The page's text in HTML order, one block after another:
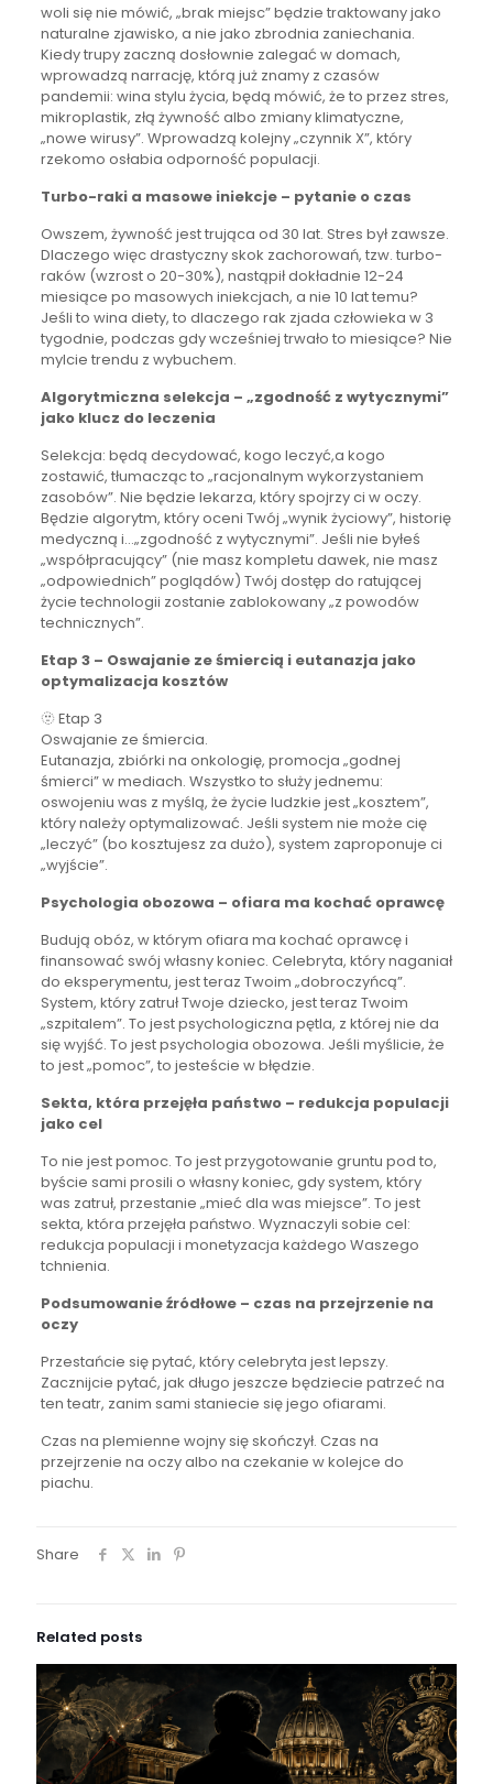
woli się nie mówić, „brak miejsc” będzie traktowany jako
naturalne zjawisko, a nie jako zbrodnia zaniechania.
Kiedy trupy zaczną dosłownie zalegać w domach,
wprowadzą narrację, którą już znamy z czasów
pandemii: wina stylu życia, będą mówić, że to przez stres,
mikroplastik, złą żywność albo zmiany klimatyczne,
„nowe wirusy”. Wprowadzą kolejny „czynnik X”, który
rzekomo osłabia odporność populacji.
Turbo-raki a masowe iniekcje – pytanie o czas
Owszem, żywność jest trująca od 30 lat. Stres był zawsze.
Dlaczego więc drastyczny skok zachorowań, tzw. turbo-
raków (wzrost o 20-30%), nastąpił dokładnie 12-24
miesiące po masowych iniekcjach, a nie 10 lat temu?
Jeśli to wina diety, to dlaczego rak zjada człowieka w 3
tygodnie, podczas gdy wcześniej trwało to miesiące? Nie
mylcie trendu z wybuchem.
Algorytmiczna selekcja – „zgodność z wytycznymi”
jako klucz do leczenia
Selekcja: będą decydować, kogo leczyć,a kogo
zostawić, tłumacząc to „racjonalnym wykorzystaniem
zasobów”. Nie będzie lekarza, który spojrzy ci w oczy.
Będzie algorytm, który oceni Twój „wynik życiowy”, historię
medyczną i…„zgodność z wytycznymi”. Jeśli nie byłeś
„współpracujący” (nie masz kompletu dawek, nie masz
„odpowiednich” poglądów) Twój dostęp do ratującej
życie technologii zostanie zablokowany „z powodów
technicznych”.
Etap 3 – Oswajanie ze śmiercią i eutanazja jako
optymalizacja kosztów
🫥 Etap 3
Oswajanie ze śmiercia.
Eutanazja, zbiórki na onkologię, promocja „godnej
śmierci” w mediach. Wszystko to służy jednemu:
oswojeniu was z myślą, że życie ludzkie jest „kosztem”,
który należy optymalizować. Jeśli system nie może cię
„leczyć” (bo kosztujesz za dużo), system zaproponuje ci
„wyjście”.
Psychologia obozowa – ofiara ma kochać oprawcę
Budują obóz, w którym ofiara ma kochać oprawcę i
finansować swój własny koniec. Celebryta, który naganiał
do eksperymentu, jest teraz Twoim „dobroczyńcą”.
System, który zatruł Twoje dziecko, jest teraz Twoim
„szpitalem”. To jest psychologiczna pętla, z której nie da
się wyjść. To jest psychologia obozowa. Jeśli myślicie, że
to jest „pomoc”, to jesteście w błędzie.
Sekta, która przejęła państwo – redukcja populacji
jako cel
To nie jest pomoc. To jest przygotowanie gruntu pod to,
byście sami prosili o własny koniec, gdy system, który
was zatruł, przestanie „mieć dla was miejsce”. To jest
sekta, która przejęła państwo. Wyznaczyli sobie cel:
redukcja populacji i monetyzacja każdego Waszego
tchnienia.
Podsumowanie źródłowe – czas na przejrzenie na
oczy
Przestańcie się pytać, który celebryta jest lepszy.
Zacznijcie pytać, jak długo jeszcze będziecie patrzeć na
ten teatr, zanim sami staniecie się jego ofiarami.
Czas na plemienne wojny się skończył. Czas na
przejrzenie na oczy albo na czekanie w kolejce do
piachu.
Share
Related posts